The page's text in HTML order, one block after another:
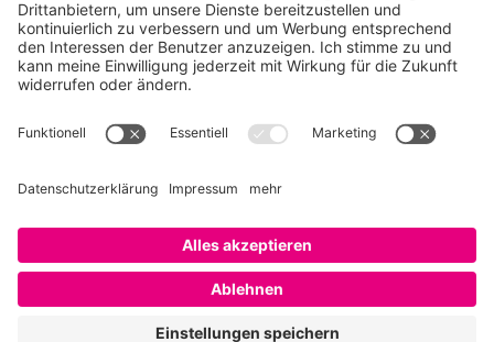
Über SAATKORN
SAATKORN ist der Blog von Gero Hesse. Seit 2009 schreibt
er über die Themen Employer Branding,